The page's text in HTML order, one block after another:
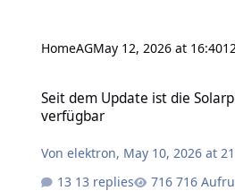
HomeAGMay 12, 2026 at 16:40
Seit dem Update ist die
verfügbar
Vonelektron, May 10, 2026 at
13 replies
716